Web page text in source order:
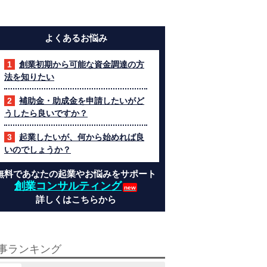
よくあるお悩み
創業初期から可能な資金調達の方
法を知りたい
補助金・助成金を申請したいがど
うしたら良いですか？
起業したいが、何から始めれば良
いのでしょうか？
料であなたの起業やお悩みをサポート
創業コンサルティング
詳しくはこちらから
ランキング